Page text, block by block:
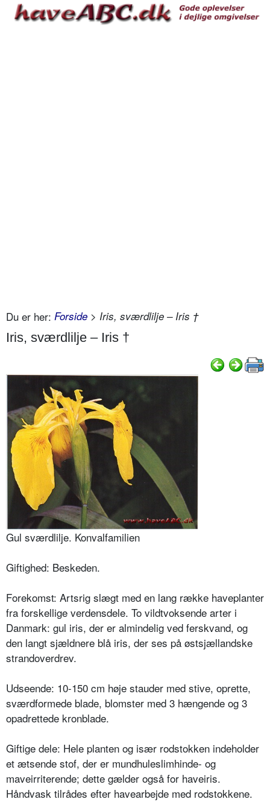
Du er her: Forside > Iris, sværdlilje – Iris †
Iris, sværdlilje – Iris †
Gul sværdlilje. Konvalfamilien
Giftighed: Beskeden.
Forekomst: Artsrig slægt med en lang række haveplanter
fra forskellige verdensdele. To vildtvoksende arter i
Danmark: gul iris, der er almindelig ved ferskvand, og
den langt sjældnere blå iris, der ses på østsjællandske
strandoverdrev.
Udseende: 10-150 cm høje stauder med stive, oprette,
sværdformede blade, blomster med 3 hængende og 3
opadrettede kronblade.
Giftige dele: Hele planten og især rodstokken indeholder
et ætsende stof, der er mundhuleslimhinde- og
maveirriterende; dette gælder også for haveiris.
Håndvask tilrådes efter havearbejde med rodstokkene.